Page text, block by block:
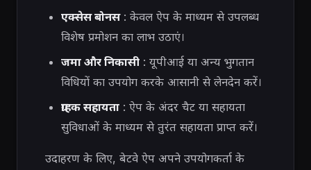
एक्सेस बोनस: केवल ऐप के माध्यम से उपलब्ध
विशेष प्रमोशन का लाभ उठाएं।
जमा और निकासी: यूपीआई या अन्य भुगतान
विधियों का उपयोग करके आसानी से लेनदेन करें।
ग्राहक सहायता: ऐप के अंदर चैट या सहायता
सुविधाओं के माध्यम से तुरंत सहायता प्राप्त करें।
उदाहरण के लिए, बेटवे ऐप अपने उपयोगकर्ता के